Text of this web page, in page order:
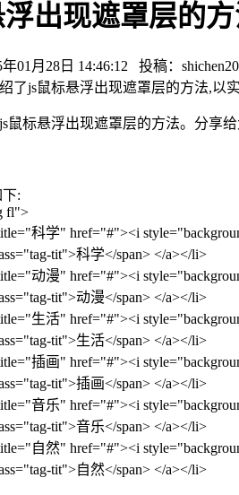
出现遮罩层的
01月28日 14:46:12 投稿：
了js鼠标悬浮出现遮罩层的方法,以
鼠标悬浮出现遮罩层的方法。分享
:
fl">
科学" href="#"><i
tit">科学</span> </a></li>
动漫" href="#"><i
tit">动漫</span> </a></li>
生活" href="#"><i
tit">生活</span> </a></li>
插画" href="#"><i
tit">插画</span> </a></li>
音乐" href="#"><i
tit">音乐</span> </a></li>
自然" href="#"><i
tit">自然</span> </a></li>